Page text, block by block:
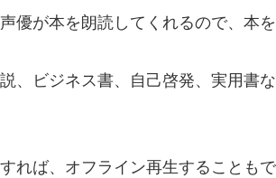
優が本を朗読してくれるので、本
、ビジネス書、自己啓発、実用書
れば、オフライン再生することもで